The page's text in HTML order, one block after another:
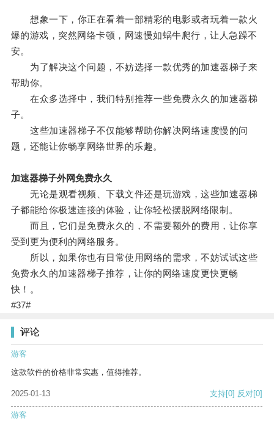
想象一下，你正在看着一部精彩的电影或者玩着一款火
爆的游戏，突然网络卡顿，网速慢如蜗牛爬行，让人急躁不
安。
为了解决这个问题，不妨选择一款优秀的加速器梯子来
帮助你。
在众多选择中，我们特别推荐一些免费永久的加速器梯
子。
这些加速器梯子不仅能够帮助你解决网络速度慢的问
题，还能让你畅享网络世界的乐趣。
加速器梯子外网免费永久
无论是观看视频、下载文件还是玩游戏，这些加速器梯
子都能给你极速连接的体验，让你轻松摆脱网络限制。
而且，它们是免费永久的，不需要额外的费用，让你享
受到更为便利的网络服务。
所以，如果你也有日常使用网络的需求，不妨试试这些
免费永久的加速器梯子推荐，让你的网络速度更快更畅
快！。
#37#
评论
游客
这款软件的价格非常实惠，值得推荐。
2025-01-13 支持[0] 反对[0]
游客